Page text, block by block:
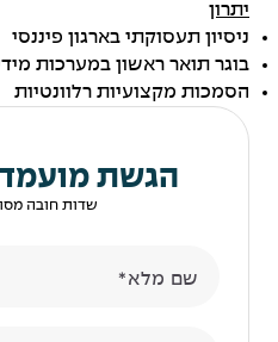
יתרון
ניסיון תעסוקתי בארגון פיננסי
בוגר תואר ראשון במערכות
הסמכות מקצועיות רלוונטיות
הגשת
שדות חובה
שם מלא